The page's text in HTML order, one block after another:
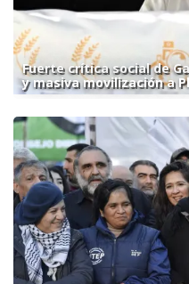
Fuerte crítica social de
y masiva movilización a